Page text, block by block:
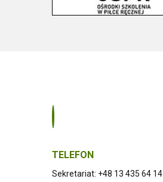
TELEFON
Sekretariat: +48 13 435 64 14